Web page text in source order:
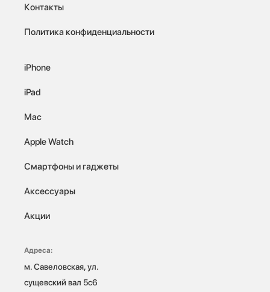
Контакты
Политика конфиденциальности
iPhone
iPad
Mac
Apple Watch
Смартфоны и гаджеты
Аксессуары
Акции
Адреса:
м. Савеловская, ул.
сущевский вал 5с6